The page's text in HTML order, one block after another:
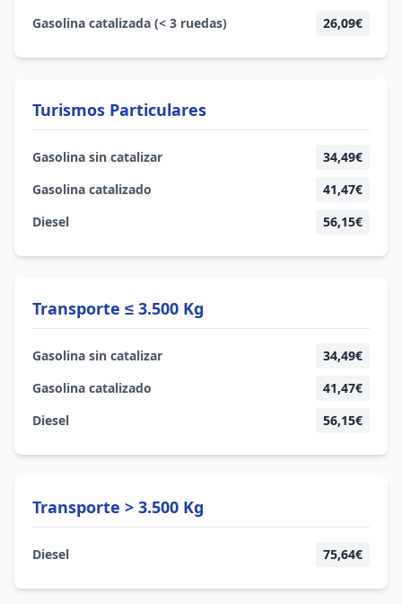
Gasolina catalizada (< 3 ruedas) 26,09€
Turismos Particulares
Gasolina sin catalizar
34,49€
Gasolina catalizado
41,47€
Diesel
56,15€
Transporte ≤ 3.500 Kg
Gasolina sin catalizar
34,49€
Gasolina catalizado
41,47€
Diesel
56,15€
Transporte > 3.500 Kg
Diesel 75,64€